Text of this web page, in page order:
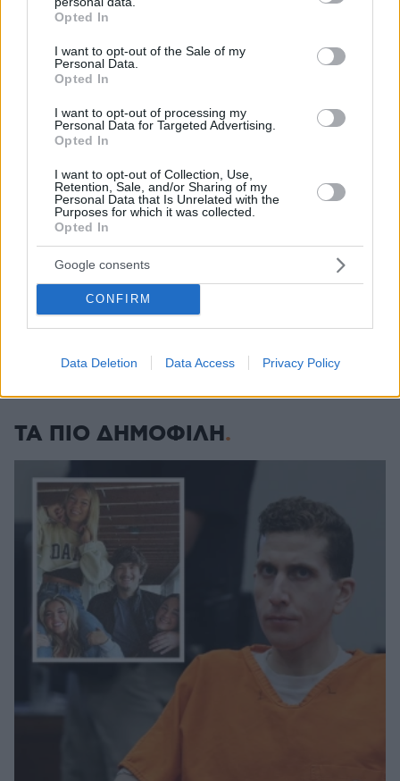
grant or deny consent to Google and its third-party tags to
use your data for below specified purposes in below Google
consent section.
Opted In
I want to opt-out of the Sale of my
Personal Data.
Opted In
I want to opt-out of processing my
Personal Data for Targeted Advertising.
Opted In
I want to opt-out of Collection, Use,
Retention, Sale, and/or Sharing of my
Personal Data that Is Unrelated with the
Purposes for which it was collected.
Opted In
Google consents
CONFIRM
Data Deletion Data Access Privacy Policy
Η ηλικιωμένη Έλενορ νόμιζε ότι την πρόδιδε η μνήμη
της – Στα 72 της διαγνώστηκε με ΔΕΠΥ
Πώς θα ξεκολλήσουν πανεύκολα οι ετικέτες από τα
γυάλινα βαζάκια
πριν 16 λεπτά
Νέες σειρές, ταινίες και ντοκιμαντέρ που θα μας
κάνουν παρέα τον Αύγουστο
πριν 16 λεπτά
ΤΑΣΟΣ ΚΑΡΑΜΗΤΣΟΣ
Η νέα σεζόν του φθινοπώρου, εκλογές «πρέπει» και
«δεν πρέπει»
πριν 17 λεπτά
ΑΑΔΕ: Αιφνιδιαστικοί έλεγχοι χωρίς τοπικές…
πριν 22 λεπτά
ΔΕΙΤΕ ΟΛΕΣ ΤΙΣ ΕΙΔΗΣΕΙΣ
ΤΑ ΠΙΟ ΔΗΜΟΦΙΛΗ